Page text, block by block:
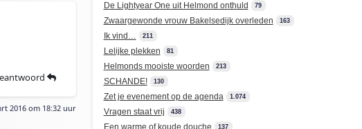
2016 om 18:32 uur
De Lightyear One uit Helmond onthuld 79
Zwaargewonde vrouw Bakelsedijk overleden 163
Ik vind… 211
Lelijke plekken 81
Helmonds mooiste woorden 213
SCHANDE! 130
Zet je evenement op de agenda 1.074
Vragen staat vrij 438
Een warme of koude douche 137